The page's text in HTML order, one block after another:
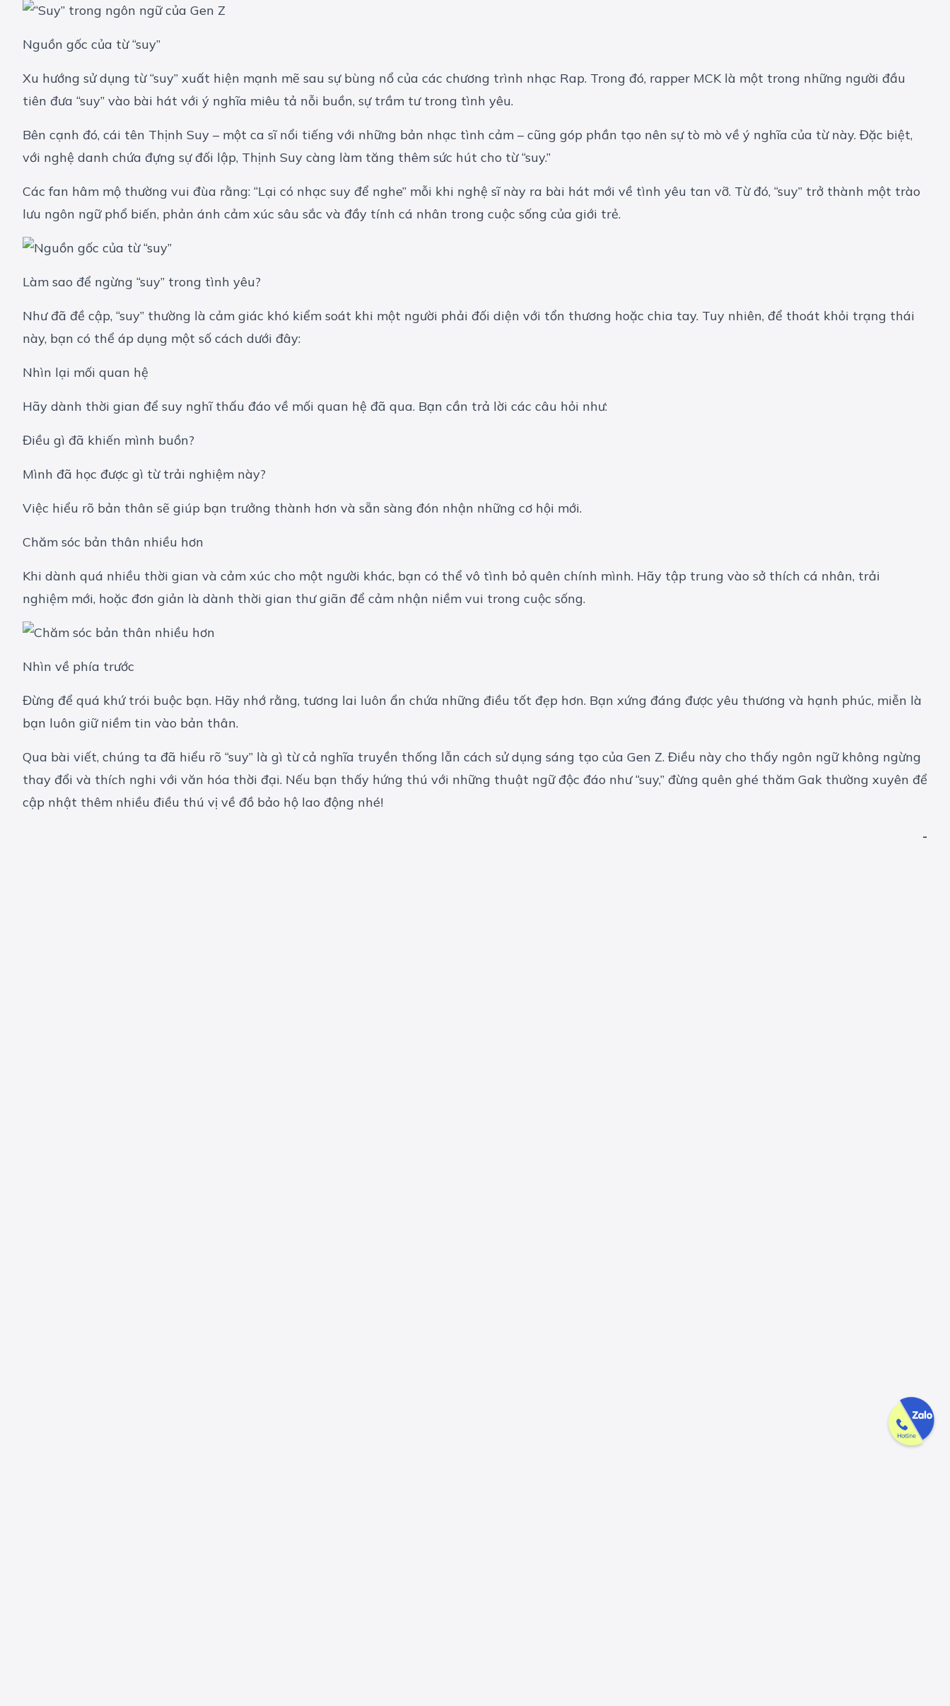
Nguồn gốc của từ “suy”
Xu hướng sử dụng từ “suy” xuất hiện mạnh mẽ sau sự bùng nổ của các chương trình nhạc Rap. Trong đó, rapper MCK là một trong những người đầu
tiên đưa “suy” vào bài hát với ý nghĩa miêu tả nỗi buồn, sự trầm tư trong tình yêu.
Bên cạnh đó, cái tên Thịnh Suy – một ca sĩ nổi tiếng với những bản nhạc tình cảm – cũng góp phần tạo nên sự tò mò về ý nghĩa của từ này. Đặc biệt,
với nghệ danh chứa đựng sự đối lập, Thịnh Suy càng làm tăng thêm sức hút cho từ “suy.”
Các fan hâm mộ thường vui đùa rằng: “Lại có nhạc suy để nghe” mỗi khi nghệ sĩ này ra bài hát mới về tình yêu tan vỡ. Từ đó, “suy” trở thành một trào
lưu ngôn ngữ phổ biến, phản ánh cảm xúc sâu sắc và đầy tính cá nhân trong cuộc sống của giới trẻ.
Làm sao để ngừng “suy” trong tình yêu?
Như đã đề cập, “suy” thường là cảm giác khó kiểm soát khi một người phải đối diện với tổn thương hoặc chia tay. Tuy nhiên, để thoát khỏi trạng thái
này, bạn có thể áp dụng một số cách dưới đây:
Nhìn lại mối quan hệ
Hãy dành thời gian để suy nghĩ thấu đáo về mối quan hệ đã qua. Bạn cần trả lời các câu hỏi như:
Điều gì đã khiến mình buồn?
Mình đã học được gì từ trải nghiệm này?
Việc hiểu rõ bản thân sẽ giúp bạn trưởng thành hơn và sẵn sàng đón nhận những cơ hội mới.
Chăm sóc bản thân nhiều hơn
Khi dành quá nhiều thời gian và cảm xúc cho một người khác, bạn có thể vô tình bỏ quên chính mình. Hãy tập trung vào sở thích cá nhân, trải
nghiệm mới, hoặc đơn giản là dành thời gian thư giãn để cảm nhận niềm vui trong cuộc sống.
Nhìn về phía trước
Đừng để quá khứ trói buộc bạn. Hãy nhớ rằng, tương lai luôn ẩn chứa những điều tốt đẹp hơn. Bạn xứng đáng được yêu thương và hạnh phúc, miễn là
bạn luôn giữ niềm tin vào bản thân.
Qua bài viết, chúng ta đã hiểu rõ “suy” là gì từ cả nghĩa truyền thống lẫn cách sử dụng sáng tạo của Gen Z. Điều này cho thấy ngôn ngữ không ngừng
thay đổi và thích nghi với văn hóa thời đại. Nếu bạn thấy hứng thú với những thuật ngữ độc đáo như “suy,” đừng quên ghé thăm Gak thường xuyên để
cập nhật thêm nhiều điều thú vị về đồ bảo hộ lao động nhé!
-